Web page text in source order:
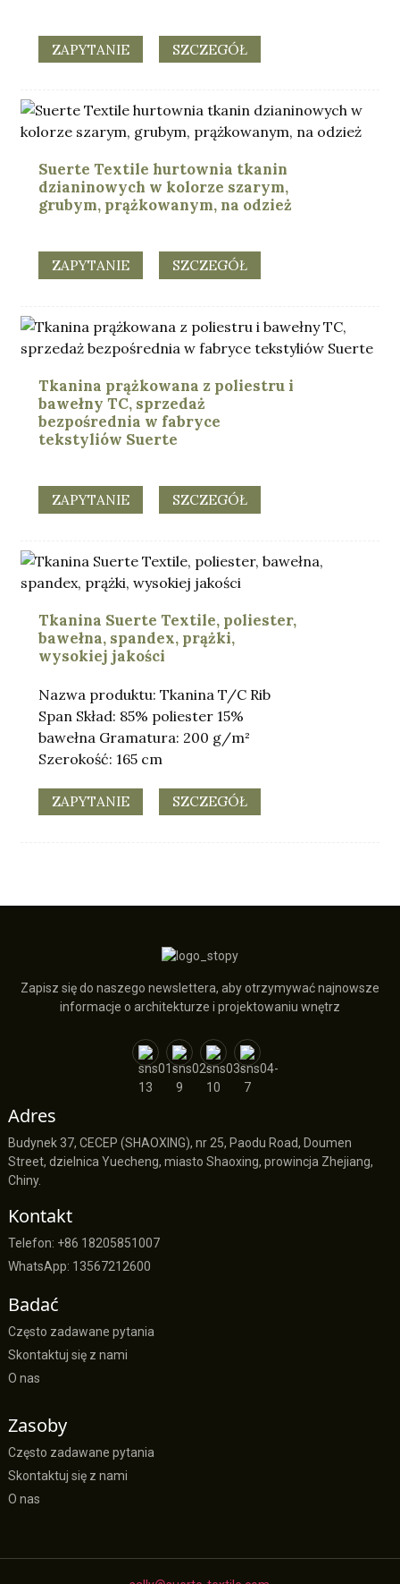
ZAPYTANIE SZCZEGÓŁ
Suerte Textile hurtownia tkanin
dzianinowych w kolorze szarym,
grubym, prążkowanym, na odzież
ZAPYTANIE SZCZEGÓŁ
Tkanina prążkowana z poliestru i
bawełny TC, sprzedaż
bezpośrednia w fabryce
tekstyliów Suerte
ZAPYTANIE SZCZEGÓŁ
Tkanina Suerte Textile, poliester,
bawełna, spandex, prążki,
wysokiej jakości
Nazwa produktu: Tkanina T/C Rib
Span Skład: 85% poliester 15%
bawełna Gramatura: 200 g/m²
Szerokość: 165 cm
ZAPYTANIE SZCZEGÓŁ
Zapisz się do naszego newslettera, aby otrzymywać najnowsze
informacje o architekturze i projektowaniu wnętrz
Adres
Budynek 37, CECEP (SHAOXING), nr 25, Paodu Road, Doumen
Street, dzielnica Yuecheng, miasto Shaoxing, prowincja Zhejiang,
Chiny.
Kontakt
Telefon: +86 18205851007
WhatsApp: 13567212600
Badać
Często zadawane pytania
Skontaktuj się z nami
O nas
Zasoby
Często zadawane pytania
Skontaktuj się z nami
O nas